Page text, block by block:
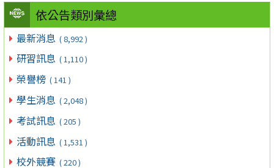
依公告類別彙總
最新消息 ( 8,992 )
研習訊息 ( 1,110 )
榮譽榜 ( 141 )
學生消息 ( 2,048 )
考試訊息 ( 205 )
活動訊息 ( 1,531 )
校外競賽 ( 220 )